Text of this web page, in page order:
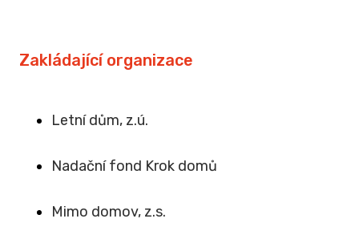
Zakládající organizace
Letní dům, z.ú.
Nadační fond Krok domů
Mimo domov, z.s.